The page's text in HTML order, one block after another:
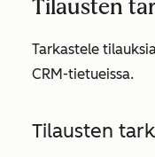
Tilausten
Tarkastele
CRM-tietueissa.
Tilausten